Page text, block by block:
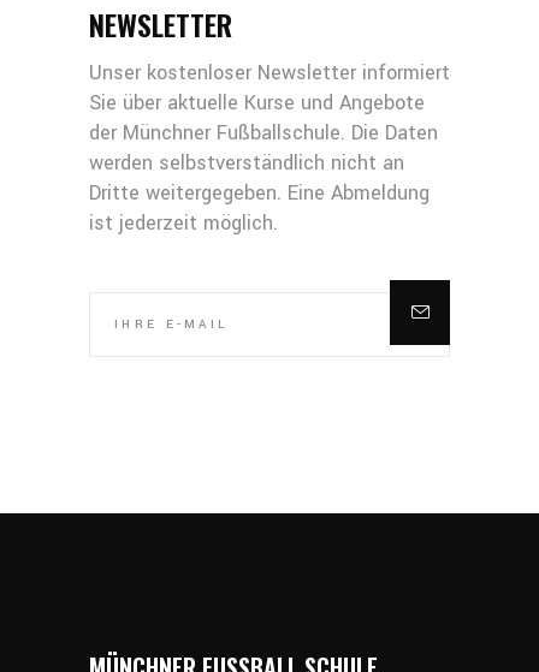
NEWSLETTER
Unser kostenloser Newsletter informiert
Sie über aktuelle Kurse und Angebote
der Münchner Fußballschule. Die Daten
werden selbstverständlich nicht an
Dritte weitergegeben. Eine Abmeldung
ist jederzeit möglich.